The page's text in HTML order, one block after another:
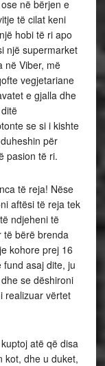
në bërjen e
të cilat keni
hobi të ri apo
një supermarket
në Viber, më
vegjetariane
e gjalla dhe
se si i kishte
për
pasion të ri.
të reja! Nëse
aftësi të reja tek
ndjeheni të
të bërë brenda
kohore prej 16
asaj dite, ju
se dëshironi
realizuar vërtet
atë që disa
kot, dhe u duket,